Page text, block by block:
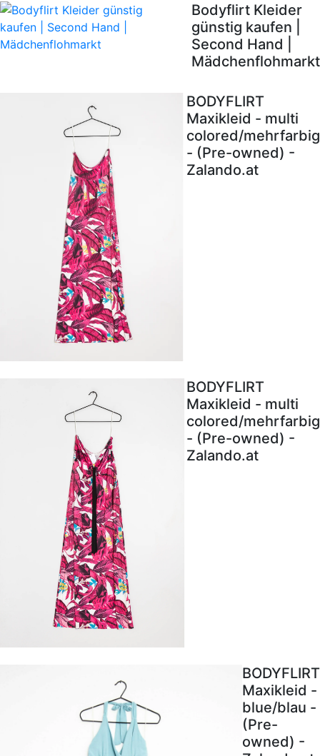
Bodyflirt Kleider
günstig kaufen |
Second Hand |
Mädchenflohmarkt
BODYFLIRT
Maxikleid - multi
colored/mehrfarbig
- (Pre-owned) -
Zalando.at
BODYFLIRT
Maxikleid - multi
colored/mehrfarbig
- (Pre-owned) -
Zalando.at
BODYFLIRT
Maxikleid -
blue/blau -
(Pre-
owned) -